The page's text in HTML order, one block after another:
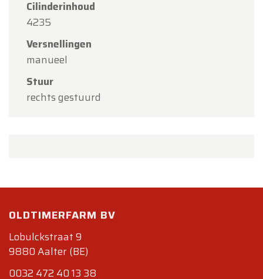
Cilinderinhoud
4235
Versnellingen
manueel
Stuur
rechts gestuurd
OLDTIMERFARM BV
Lobulckstraat 9
9880 Aalter (BE)
0032 472 40 13 38